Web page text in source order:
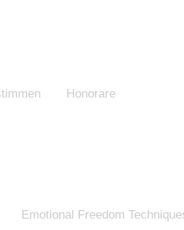
Honorare
Emotional Freedom